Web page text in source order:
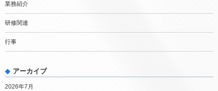
業務紹介
研修関連
行事
アーカイブ
2026年7月